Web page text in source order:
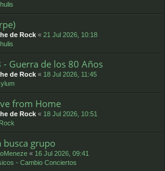
de Rock « 21 Jul 2026, 10:18
- Guerra de los 80 Años
de Rock « 18 Jul 2026, 11:45
from Home
de Rock « 18 Jul 2026, 10:51
busca grupo
« 16 Jul 2026, 09:41
- Cambio Conciertos